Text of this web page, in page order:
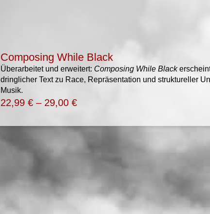
Composing While Black
Überarbeitet und erweitert: Composing While Black
dringlicher Text zu Race, Repräsentation und struktureller
Musik.
22,99 € – 29,00 €